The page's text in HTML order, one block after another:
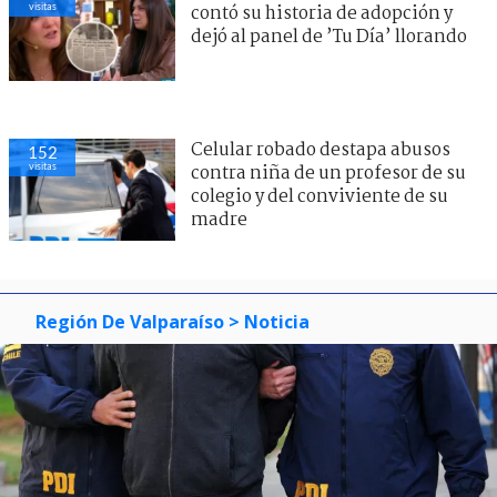
visitas
contó su historia de adopción y
dejó al panel de ’Tu Día’ llorando
152
visitas
Celular robado destapa abusos
contra niña de un profesor de su
colegio y del conviviente de su
madre
Región De Valparaíso > Noticia